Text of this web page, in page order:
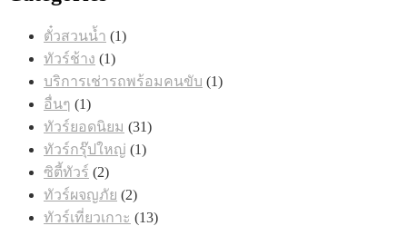
ตั๋วสวนน้ำ 11
ทัวร์ช้าง 11
สินค้า
บริการเช่ารถพร้อมคนขับ 11
อื่นๆ 11
สินค้า
ทัวร์ยอดนิยม 3131
ทัวร์กรุ๊ปใหญ่ 11
ซิตี้ทัวร์ 22
สินค้า
ทัวร์ผจญภัย 22
สินค้า
ทัวร์เที่ยวเกาะ 1313